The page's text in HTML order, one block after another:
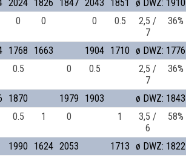
2024 1826 1847 2043 1851
ø DWZ: 1910
0 0 0 0.5
2,5 /
7
36%
1768 1663 1904 1710 ø DWZ: 1776
0.5 0 0.5
2,5 /
7
36%
1870 1979 1903
ø DWZ: 1843
0.5 1 0 1
3,5 /
6
58%
1990 1624 2053 1713 ø DWZ: 1822